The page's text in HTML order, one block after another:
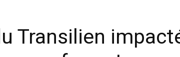
Transilien